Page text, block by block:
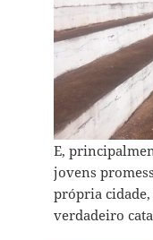
E,
jovens
própria
verdadeiro